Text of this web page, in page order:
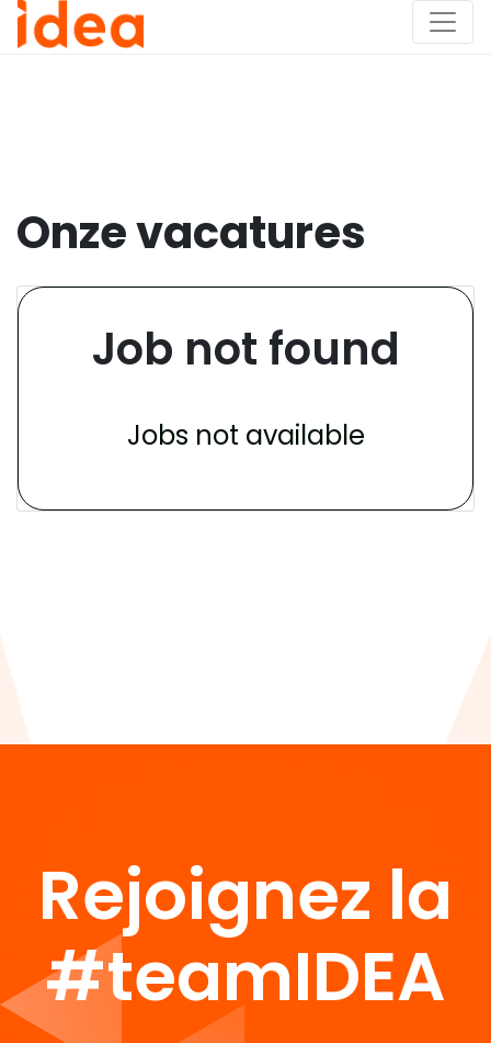
Onze vacatures
Job not found
Jobs not available
Rejoignez la
#teamIDEA